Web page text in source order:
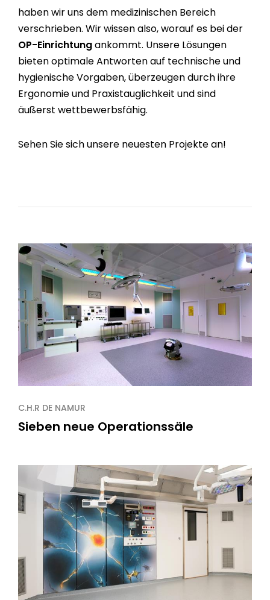
haben wir uns dem medizinischen Bereich
verschrieben. Wir wissen also, worauf es bei der
OP-Einrichtungankommt. Unsere Lösungen
bieten optimale Antworten auf technische und
hygienische Vorgaben, überzeugen durch ihre
Ergonomie und Praxistauglichkeit und sind
äußerst wettbewerbsfähig.
Sehen Sie sich unsere neuesten Projekte an!
C.H.R DE NAMUR
Sieben neue Operationssäle